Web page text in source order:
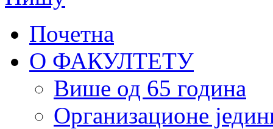
Почетна
О ФАКУЛТЕТУ
Више од 65 година
Организационе